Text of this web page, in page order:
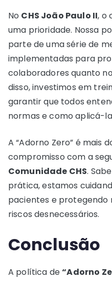
No CHS João Paulo II, o
uma prioridade. Nossa
parte de uma série de
implementadas para
colaboradores quanto
disso, investimos em
garantir que todos
normas e como aplicá-
A “Adorno Zero” é mais
compromisso com a
Comunidade CHS.
prática, estamos
pacientes e protegendo
riscos desnecessários.
Conclusão
A política de“Adorno